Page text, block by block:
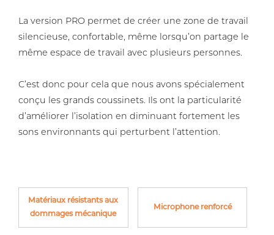
La version PRO permet de créer une zone de travail
silencieuse, confortable, même lorsqu’on partage le
même espace de travail avec plusieurs personnes.
C’est donc pour cela que nous avons spécialement
conçu les grands coussinets. Ils ont la particularité
d’améliorer l’isolation en diminuant fortement les
sons environnants qui perturbent l’attention.
Matériaux résistants aux
dommages mécanique
Microphone renforcé